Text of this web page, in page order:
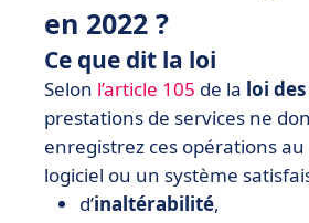
en 2022 ?
Ce que dit la loi
Selon l’article 105 de la loi
prestations de services ne
enregistrez ces opérations
logiciel ou un système
d’inaltérabilité,